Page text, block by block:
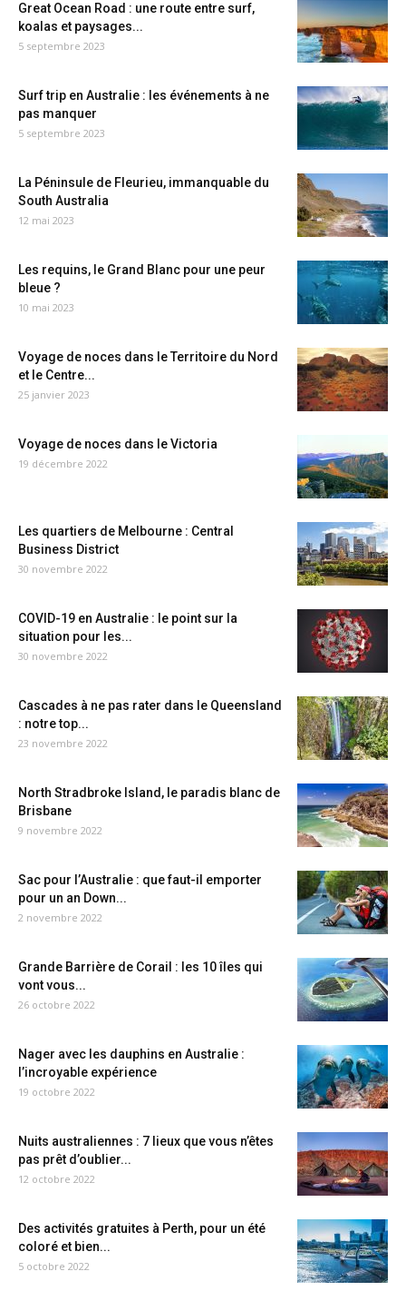
Great Ocean Road : une route entre surf,
koalas et paysages...
5 septembre 2023
Surf trip en Australie : les événements à ne
pas manquer
5 septembre 2023
La Péninsule de Fleurieu, immanquable du
South Australia
12 mai 2023
Les requins, le Grand Blanc pour une peur
bleue ?
10 mai 2023
Voyage de noces dans le Territoire du Nord
et le Centre...
25 janvier 2023
Voyage de noces dans le Victoria
19 décembre 2022
Les quartiers de Melbourne : Central
Business District
30 novembre 2022
COVID-19 en Australie : le point sur la
situation pour les...
30 novembre 2022
Cascades à ne pas rater dans le Queensland
: notre top...
23 novembre 2022
North Stradbroke Island, le paradis blanc de
Brisbane
9 novembre 2022
Sac pour l’Australie : que faut-il emporter
pour un an Down...
2 novembre 2022
Grande Barrière de Corail : les 10 îles qui
vont vous...
26 octobre 2022
Nager avec les dauphins en Australie :
l’incroyable expérience
19 octobre 2022
Nuits australiennes : 7 lieux que vous n’êtes
pas prêt d’oublier...
12 octobre 2022
Des activités gratuites à Perth, pour un été
coloré et bien...
5 octobre 2022